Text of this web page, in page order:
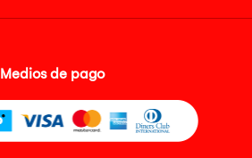
Medios de pago